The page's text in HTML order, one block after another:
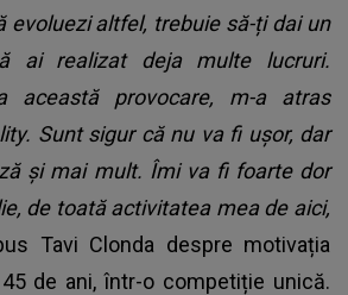
evoluezi altfel, trebuie să-ți dai un
ai realizat deja multe lucruri.
această provocare, m-a atras
Sunt sigur că nu va fi ușor, dar
și mai mult. Îmi va fi foarte dor
de toată activitatea mea de aici,
Tavi Clonda despre motivația
de ani, într-o competiție unică.